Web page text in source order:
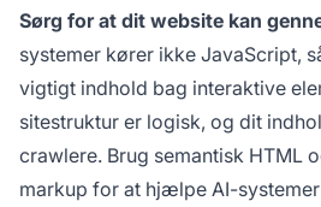
Sørg for at dit website kan
systemer kører ikke JavaScript,
vigtigt indhold bag interaktive
sitestruktur er logisk, og dit
crawlere. Brug semantisk HTML
markup for at hjælpe AI-